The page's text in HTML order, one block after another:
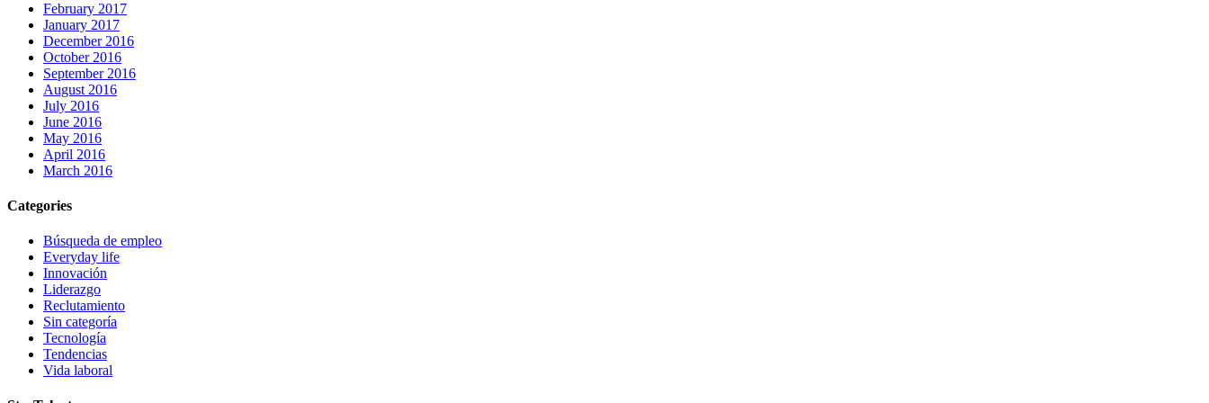
February 2017
January 2017
December 2016
October 2016
September 2016
August 2016
July 2016
June 2016
May 2016
April 2016
March 2016
Categories
Búsqueda de empleo
Everyday life
Innovación
Liderazgo
Reclutamiento
Sin categoría
Tecnología
Tendencias
Vida laboral